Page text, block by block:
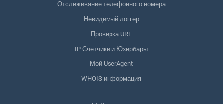
Отслеживание телефонного номера
Невидимый логгер
Проверка URL
IP Счетчики и Юзербары
Мой UserAgent
WHOIS информация